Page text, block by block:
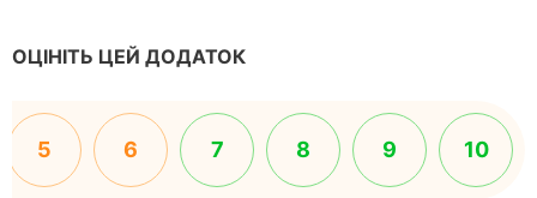
ОЦІНІТЬ ЦЕЙ ДОДАТОК
5 6 7 8 9 10